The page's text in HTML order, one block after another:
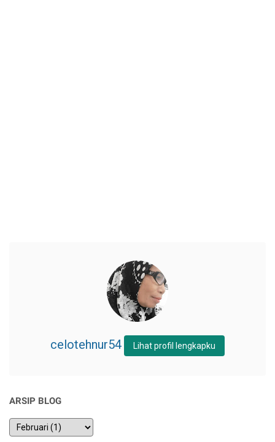
celotehnur54 Lihat profil lengkapku
ARSIP BLOG